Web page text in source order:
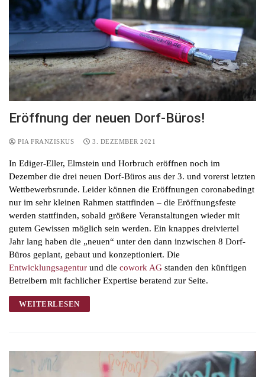
Eröffnung der neuen Dorf-Büros!
PIA FRANZISKUS 3. DEZEMBER 2021
In Ediger-Eller, Elmstein und Horbruch eröffnen noch im
Dezember die drei neuen Dorf-Büros aus der 3. und vorerst letzten
Wettbewerbsrunde. Leider können die Eröffnungen coronabedingt
nur im sehr kleinen Rahmen stattfinden – die Eröffnungsfeste
werden stattfinden, sobald größere Veranstaltungen wieder mit
gutem Gewissen möglich sein werden. Ein knappes dreiviertel
Jahr lang haben die „neuen“ unter den dann inzwischen 8 Dorf-
Büros geplant, gebaut und konzeptioniert. Die
Entwicklungsagentur und die cowork AG standen den künftigen
Betreibern mit fachlicher Expertise beratend zur Seite.
WEITERLESEN